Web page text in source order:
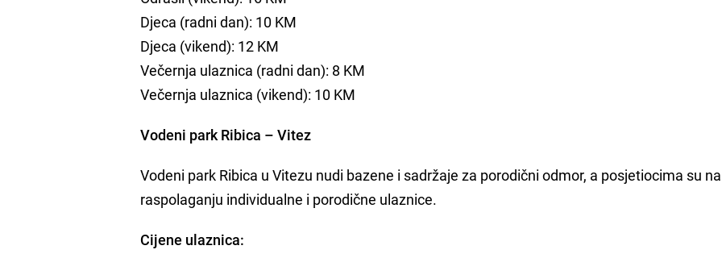
Djeca (radni dan): 10 KM
Djeca (vikend): 12 KM
Večernja ulaznica (radni dan): 8 KM
Večernja ulaznica (vikend): 10 KM
Vodeni park Ribica – Vitez
Vodeni park Ribica u Vitezu nudi bazene i sadržaje za porodični odmor, a posjetiocima su na
raspolaganju individualne i porodične ulaznice.
Cijene ulaznica: